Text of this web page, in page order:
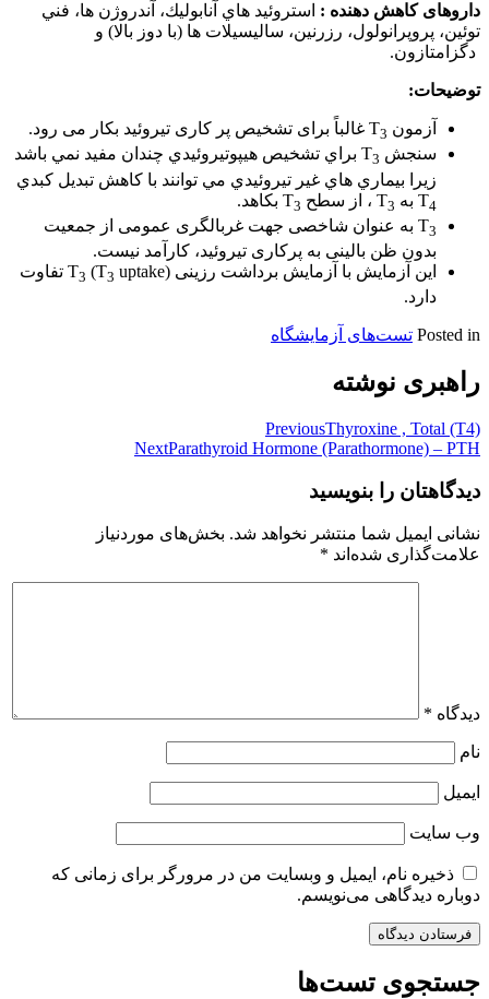
داروهای کاهش دهنده : استروئيد هاي آنابوليك، آندروژن ها، فني
توئين، پروپرانولول، رزرنين، ساليسيلات ها (با دوز بالا) و
دگزامتازون.
توضیحات:
آزمون T 3
غالباً برای تشخیص پر کاری تیروئید بکار می رود.
سنجش T 3
براي تشخيص هيپوتيروئيدي چندان مفيد نمي باشد
زيرا بيماري هاي غير تيروئيدي مي توانند با كاهش تبديل كبدي
T4 به T 3 ، از سطح T 3
بكاهد.
T3
به عنوان شاخصی جهت غربالگری عمومی از جمعیت
بدون ظن بالینی به پرکاری تیروئید، کارآمد نیست.
این آزمایش با آزمایش برداشت رزینی T
3 (T3
uptake) تفاوت
دارد.
Posted in تست‌های آزمایشگاه
راهبری نوشته
PreviousThyroxine , Total (T4)
NextParathyroid Hormone (Parathormone) – PTH
دیدگاهتان را بنویسید
نشانی ایمیل شما منتشر نخواهد شد. بخش‌های موردنیاز
علامت‌گذاری شده‌اند *
دیدگاه *
نام
ایمیل
وب‌ سایت
ذخیره نام، ایمیل و وبسایت من در مرورگر برای زمانی که
دوباره دیدگاهی می‌نویسم.
جستجوی تست‌ها